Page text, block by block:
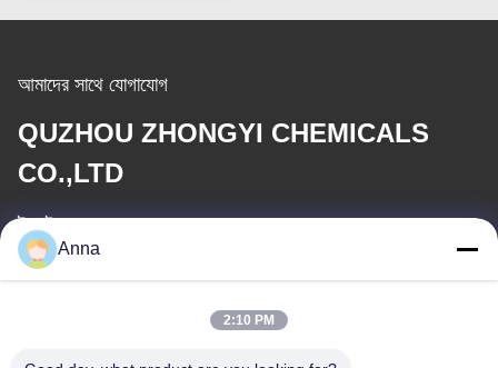
আমাদের সাথে যোগাযোগ
QUZHOU ZHONGYI CHEMICALS
CO.,LTD
ই-মেইল
Anna
2:10 PM